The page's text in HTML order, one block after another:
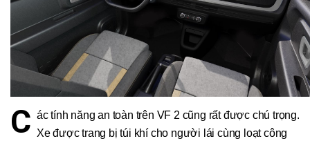
C ác tính năng an toàn trên VF 2 cũng rất được chú trọng.
Xe được trang bị túi khí cho người lái cùng loạt công